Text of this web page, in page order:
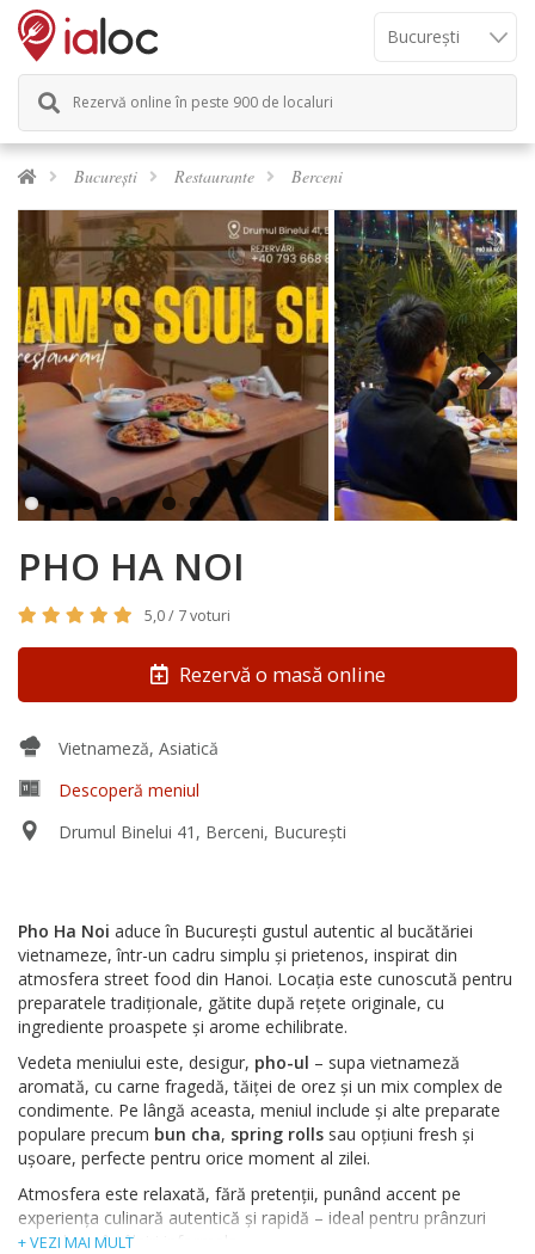
Rezervă online în peste 900 de localuri
București Restaurante Berceni
Next
PHO HA NOI
5,0 / 7 voturi
Rezervă o masă online
Vietnameză, Asiatică
Descoperă meniul
Drumul Binelui 41, Berceni, București
Pho Ha Noi aduce în București gustul autentic al bucătăriei
vietnameze, într-un cadru simplu și prietenos, inspirat din
atmosfera street food din Hanoi. Locația este cunoscută pentru
preparatele tradiționale, gătite după rețete originale, cu
ingrediente proaspete și arome echilibrate.
Vedeta meniului este, desigur, pho-ul – supa vietnameză
aromată, cu carne fragedă, tăiței de orez și un mix complex de
condimente. Pe lângă aceasta, meniul include și alte preparate
populare precum bun cha, spring rolls sau opțiuni fresh și
ușoare, perfecte pentru orice moment al zilei.
Atmosfera este relaxată, fără pretenții, punând accent pe
experiența culinară autentică și rapidă – ideal pentru prânzuri
casual sau întâlniri informale.
+ VEZI MAI MULT